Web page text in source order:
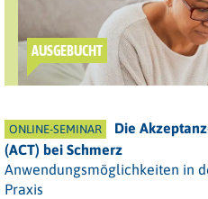
AUSGEBUCHT
ONLINE-SEMINAR
Die
(ACT) bei Schmerz
Anwendungsmöglichkeiten in
Praxis